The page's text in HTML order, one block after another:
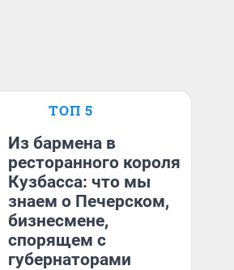
ТОП 5
Из бармена в
ресторанного короля
Кузбасса: что мы
знаем о Печерском,
бизнесмене,
спорящем с
губернаторами